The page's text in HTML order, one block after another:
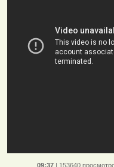
09:37 | 153640